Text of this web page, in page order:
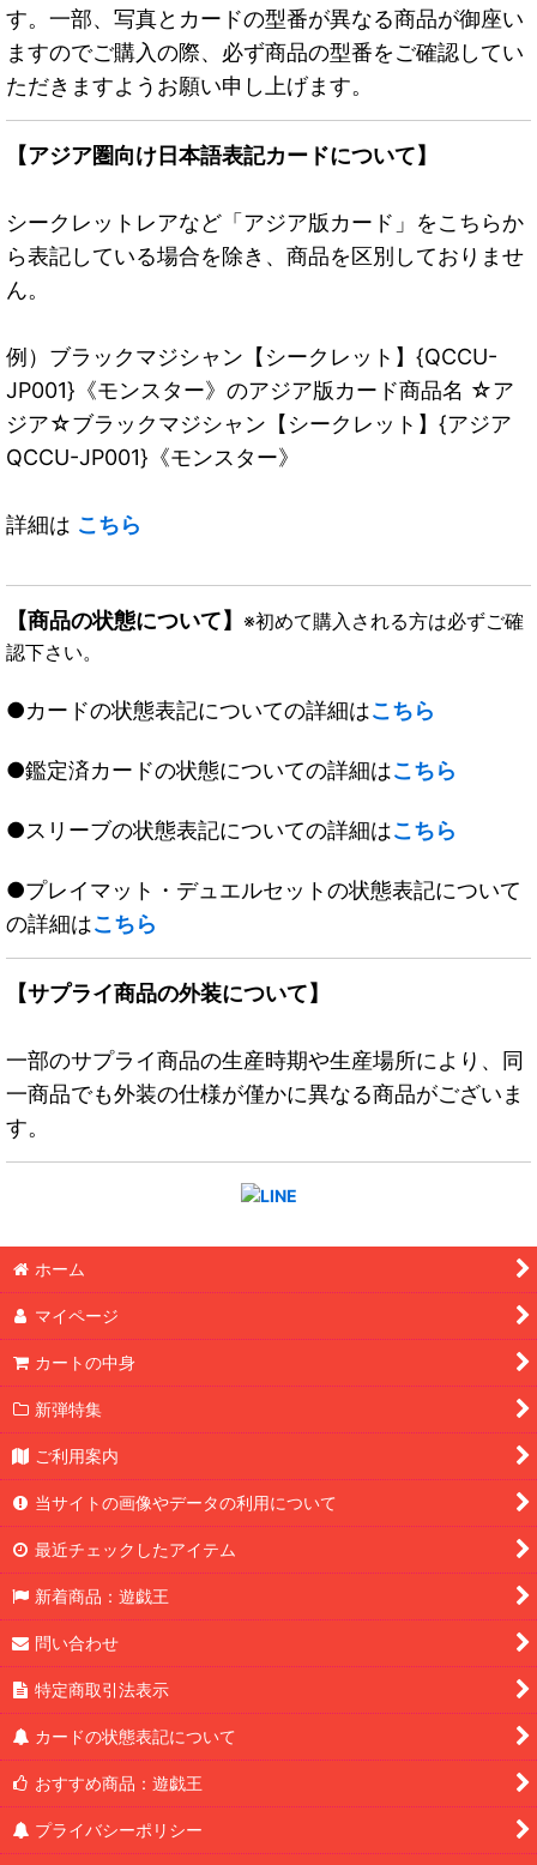
す。一部、写真とカードの型番が異なる商品が御座い
ますのでご購入の際、必ず商品の型番をご確認してい
ただきますようお願い申し上げます。
【アジア圏向け日本語表記カードについて】
シークレットレアなど「アジア版カード」をこちらか
ら表記している場合を除き、商品を区別しておりませ
ん。
例）ブラックマジシャン【シークレット】{QCCU-
JP001}《モンスター》のアジア版カード商品名 ☆ア
ジア☆ブラックマジシャン【シークレット】{アジア
QCCU-JP001}《モンスター》
詳細は こちら
【商品の状態について】 ※初めて購入される方は必ずご確
認下さい。
●カードの状態表記についての詳細はこちら
●鑑定済カードの状態についての詳細はこちら
●スリーブの状態表記についての詳細はこちら
●プレイマット・デュエルセットの状態表記について
の詳細はこちら
【サプライ商品の外装について】
一部のサプライ商品の生産時期や生産場所により、同
一商品でも外装の仕様が僅かに異なる商品がございま
す。
ホーム
マイページ
カートの中身
新弾特集
ご利用案内
当サイトの画像やデータの利用について
最近チェックしたアイテム
新着商品：遊戯王
問い合わせ
特定商取引法表示
カードの状態表記について
おすすめ商品：遊戯王
プライバシーポリシー